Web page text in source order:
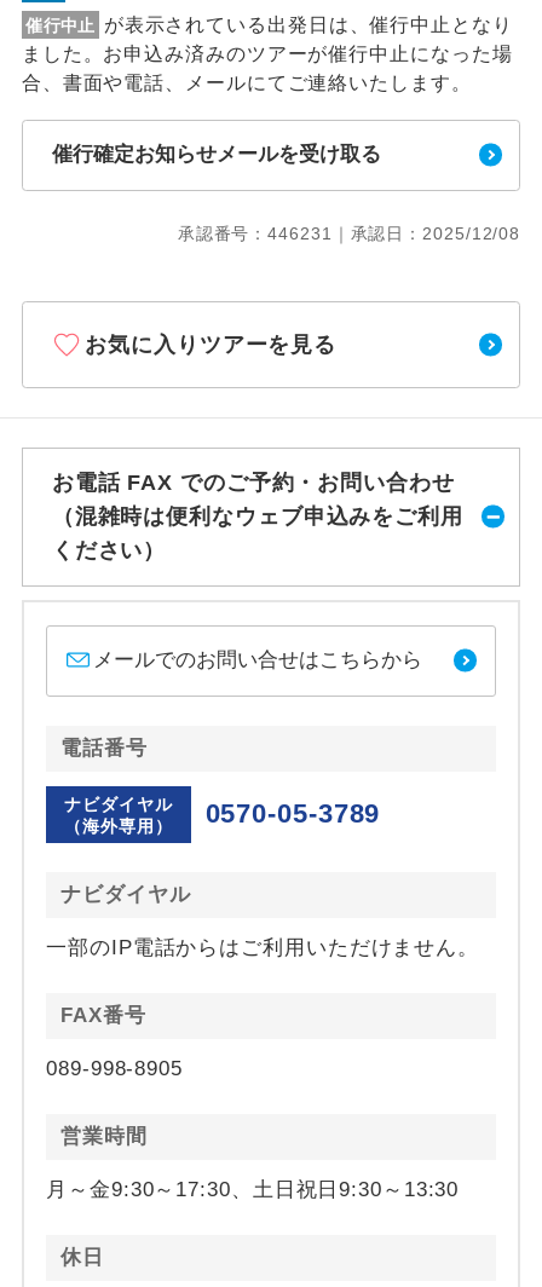
催行中止
が表示されている出発日は、催行中止となり
ました。お申込み済みのツアーが催行中止になった場
合、書面や電話、メールにてご連絡いたします。
催行確定お知らせメールを受け取る
承認番号：446231｜承認日：2025/12/08
お気に入りツアーを見る
お電話 FAX でのご予約・お問い合わせ
（混雑時は便利なウェブ申込みをご利用
ください）
メールでのお問い合せはこちらから
電話番号
ナビダイヤル
（海外専用）
0570-05-3789
ナビダイヤル
一部のIP電話からはご利用いただけません。
FAX番号
089-998-8905
営業時間
月～金9:30～17:30、土日祝日9:30～13:30
休日